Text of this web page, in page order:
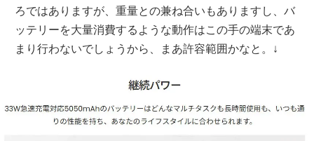
ろではありますが、重量との兼ね合いもありますし、バ
ッテリーを大量消費するような動作はこの手の端末であ
まり行わないでしょうから、まあ許容範囲かなと。↓